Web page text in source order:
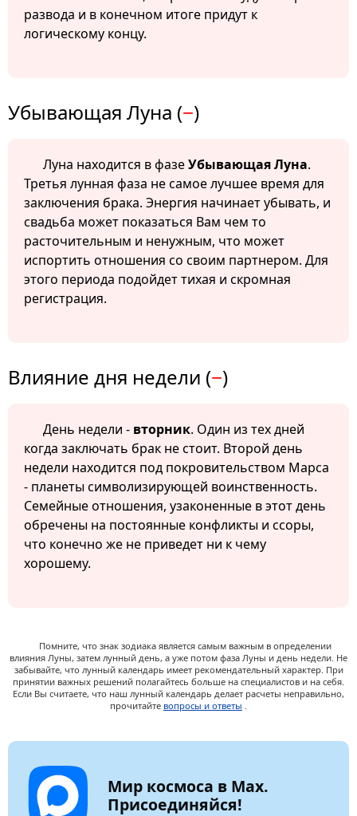
развода и в конечном итоге придут к
логическому концу.
Убывающая Луна (−)
Луна находится в фазеУбывающая Луна.
Третья лунная фаза не самое лучшее время для
заключения брака. Энергия начинает убывать, и
свадьба может показаться Вам чем то
расточительным и ненужным, что может
испортить отношения со своим партнером. Для
этого периода подойдет тихая и скромная
регистрация.
Влияние дня недели (−)
День недели - вторник. Один из тех дней
когда заключать брак не стоит. Второй день
недели находится под покровительством Марса
- планеты символизирующей воинственность.
Семейные отношения, узаконенные в этот день
обречены на постоянные конфликты и ссоры,
что конечно же не приведет ни к чему
хорошему.
Помните, что знак зодиака является самым важным в определении
влияния Луны, затем лунный день, а уже потом фаза Луны и день недели. Не
забывайте, что лунный календарь имеет рекомендательный характер. При
принятии важных решений полагайтесь больше на специалистов и на себя.
Если Вы считаете, что наш лунный календарь делает расчеты неправильно,
прочитайте вопросы и ответы .
Мир космоса в Max.
Присоединяйся!